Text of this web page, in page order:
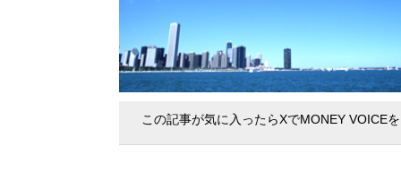
この記事が気に入ったらXでMONEY VOICE